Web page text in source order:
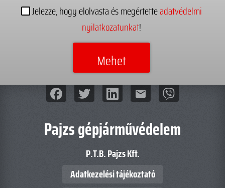
Jelezze, hogy elolvasta és megértetteadatvédelmi
nyilatkozatunkat!
mail
Pajzs gépjárművédelem
P.T.B. Pajzs Kft.
Adatkezelési tájékoztató